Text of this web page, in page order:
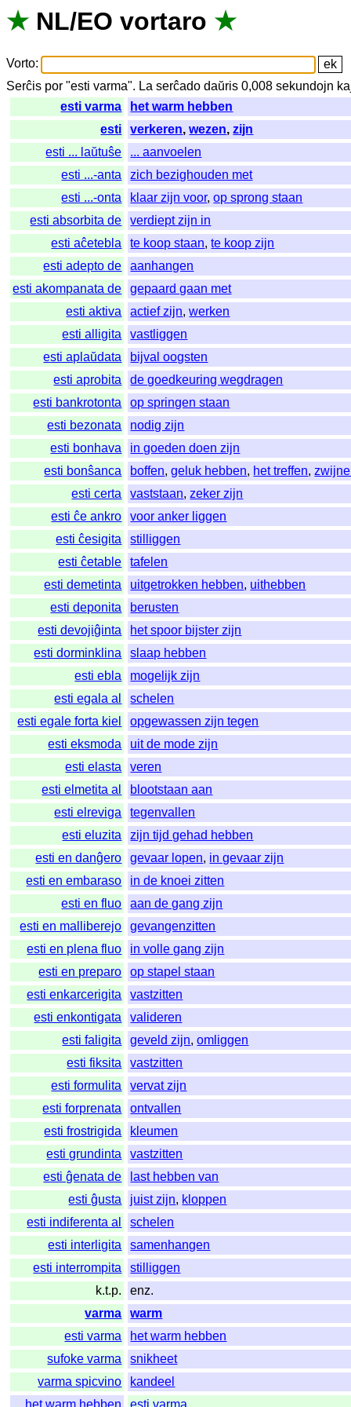
★ NL/EO vortaro ★
Vorto:
Serĉis por "esti varma". La serĉado daŭris 0,008sekundojn
esti varma
het warm hebben
esti
verkeren,wezen,zijn
esti ... laŭtuŝe
... aanvoelen
esti ...-anta
zich bezighouden met
esti ...-onta
klaar zijn voor,op sprong staan
esti absorbita de
verdiept zijn in
esti aĉetebla
te koop staan,te koop zijn
esti adepto de
aanhangen
esti akompanata de
gepaard gaan met
esti aktiva
actief zijn,werken
esti alligita
vastliggen
esti aplaŭdata
bijval oogsten
esti aprobita
de goedkeuring wegdragen
esti bankrotonta
op springen staan
esti bezonata
nodig zijn
esti bonhava
in goeden doen zijn
esti bonŝanca
boffen,geluk hebben, het treffen,
esti certa
vaststaan,zeker zijn
esti ĉe ankro
voor anker liggen
esti ĉesigita
stilliggen
esti ĉetable
tafelen
esti demetinta
uitgetrokken hebben, uithebben
esti deponita
berusten
esti devojiĝinta
het spoor bijster zijn
esti dorminklina
slaap hebben
esti ebla
mogelijk zijn
esti egala al
schelen
esti egale forta kiel
opgewassen zijn tegen
esti eksmoda
uit de mode zijn
esti elasta
veren
esti elmetita al
blootstaan aan
esti elreviga
tegenvallen
esti eluzita
zijn tijd gehad hebben
esti en danĝero
gevaar lopen, in gevaar zijn
esti en embaraso
in de knoei zitten
esti en fluo
aan de gang zijn
esti en malliberejo
gevangenzitten
esti en plena fluo
in volle gang zijn
esti en preparo
op stapel staan
esti enkarcerigita
vastzitten
esti enkontigata
valideren
esti faligita
geveld zijn,omliggen
esti fiksita
vastzitten
esti formulita
vervat zijn
esti forprenata
ontvallen
esti frostrigida
kleumen
esti grundinta
vastzitten
esti ĝenata de
last hebben van
esti ĝusta
juist zijn, kloppen
esti indiferenta al
schelen
esti interligita
samenhangen
esti interrompita
stilliggen
k.t.p.
enz.
varma
warm
esti varma
het warm hebben
sufoke varma
snikheet
varma spicvino
kandeel